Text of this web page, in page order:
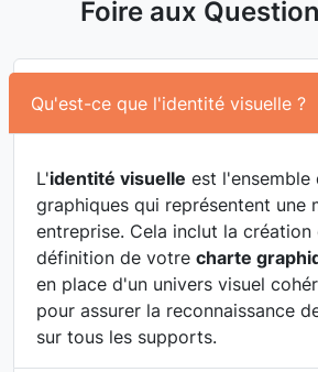
Foire aux
Qu'est-ce que l'identité visuelle ?
L'identité visuelle est l'ensemble
graphiques qui représentent une
entreprise. Cela inclut la
définition de votre charte
en place d'un univers visuel
pour assurer la reconnaissance
sur tous les supports.